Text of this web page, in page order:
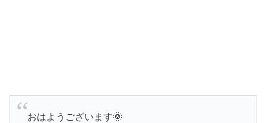
おはようございます🌞